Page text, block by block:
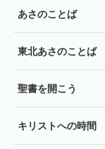
あさのことば
東北あさのことば
聖書を開こう
キリストへの時間